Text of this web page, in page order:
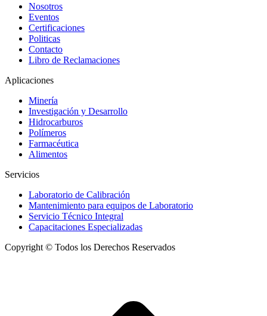
opens
new
window
opens
new
window
Nosotros
Eventos
Certificaciones
Politicas
Contacto
Libro de Reclamaciones
Aplicaciones
Minería
Investigación y Desarrollo
Hidrocarburos
Polímeros
Farmacéutica
Alimentos
Servicios
Laboratorio de Calibración
Mantenimiento para equipos de Laboratorio
Servicio Técnico Integral
Capacitaciones Especializadas
Copyright © Todos los Derechos Reservados